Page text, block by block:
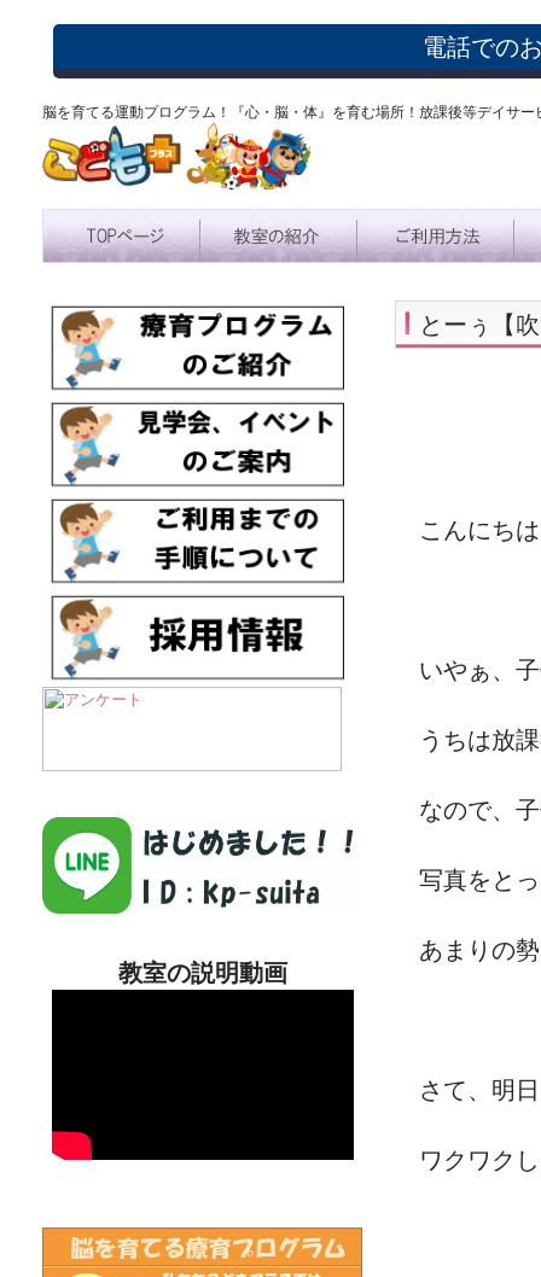
電話での
脳を育てる運動プログラム！『心・脳・体』を育む場所！放課後等デイ
とーぅ【
こんにち
いやぁ、
うちは放
なので、
写真をと
あまりの
さて、明
ワクワク
教室の説明動画